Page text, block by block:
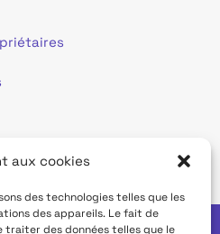
aux cookies
des technologies telles que les
des appareils. Le fait de
traiter des données telles que le